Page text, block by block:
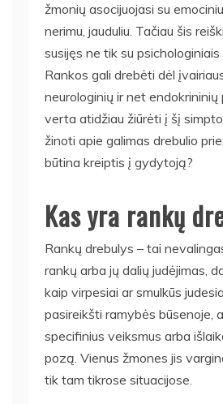
žmonių asocijuojasi su
nerimu, jauduliu. Tačiau šis
susijęs ne tik su psichologiniais
Rankos gali drebėti dėl
neurologinių ir net endokrininių
verta atidžiau žiūrėti į šį
žinoti apie galimas drebulio
būtina kreiptis į gydytoją?
Kas yra rankų
Rankų drebulys – tai
rankų arba jų dalių judėjimas,
kaip virpesiai ar smulkūs
pasireikšti ramybės būsenoje,
specifinius veiksmus arba
pozą. Vienus žmones jis
tik tam tikrose situacijose.